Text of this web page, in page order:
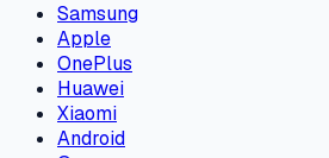
Samsung
Apple
OnePlus
Huawei
Xiaomi
Android